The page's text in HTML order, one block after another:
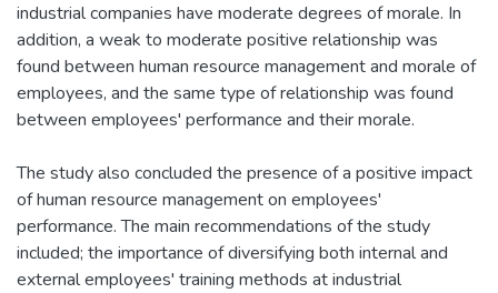
industrial companies have moderate degrees of morale. In
addition, a weak to moderate positive relationship was
found between human resource management and morale of
employees, and the same type of relationship was found
between employees' performance and their morale.
The study also concluded the presence of a positive impact
of human resource management on employees'
performance. The main recommendations of the study
included; the importance of diversifying both internal and
external employees' training methods at industrial